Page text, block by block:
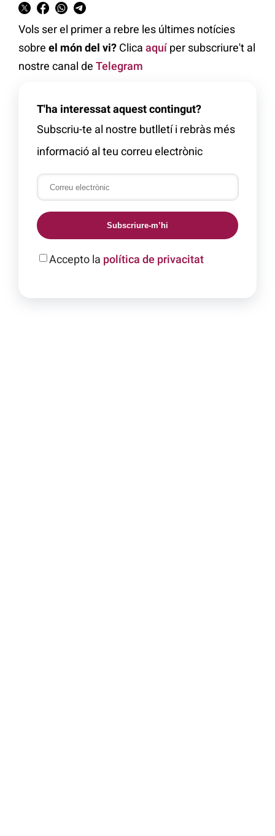
Vols ser el primer a rebre les últimes notícies
sobre el món del vi? Clica aquíper subscriure't al
nostre canal de Telegram
T'ha interessat aquest contingut?
Subscriu-te al nostre butlletí i rebràs més
informació al teu correu electrònic
Subscriure-m’hi
Accepto la política de privacitat